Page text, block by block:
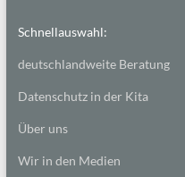
Schnellauswahl:
deutschlandweite Beratung
Datenschutz in der Kita
Über uns
Wir in den Medien